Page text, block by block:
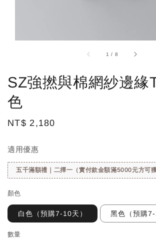
1 / 8
SZ強撚與棉網紗邊緣
色
Regular
NT$ 2,180
適用優惠
五千滿額禮｜二擇一（實付款金額滿5000元方可獲
顏色
白色（預購7-10天） 黑色（預購7-
數量